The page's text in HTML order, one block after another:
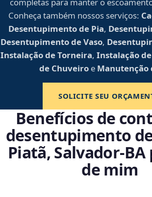
Conheça também nossos serviços:
Desentupimento de Pia,
Desentupimento de Vaso,
Instalação de Torneira, Instalação de
de Chuveiro e Manutenção
SOLICITE SEU
Benefícios de
desentupimento
Piatã,
de mim